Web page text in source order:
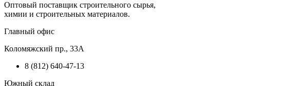
Оптовый поставщик строительного сырья,
химии и строительных материалов.
Главный офис
Коломяжский пр., 33А
8 (812) 640-47-13
Южный склад